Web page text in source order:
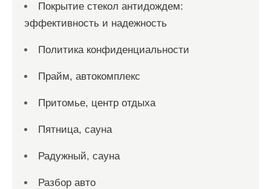
Покрытие стекол антидождем:
эффективность и надежность
Политика конфиденциальности
Прайм, автокомплекс
Притомье, центр отдыха
Пятница, сауна
Радужный, сауна
Разбор авто